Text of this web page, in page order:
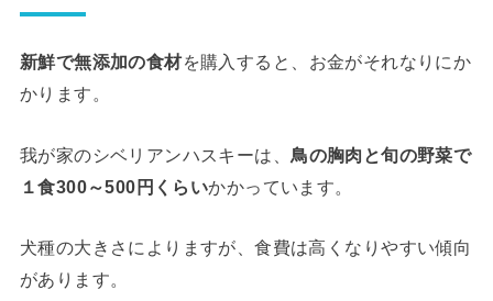
新鮮で無添加の食材を購入すると、お金がそれなりにか
かります。
我が家のシベリアンハスキーは、鳥の胸肉と旬の野菜で
１食300～500円くらいかかっています。
犬種の大きさによりますが、食費は高くなりやすい傾向
があります。